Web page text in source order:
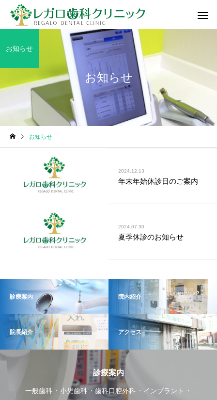
お知らせ
お知らせ
お知らせ
2024.12.13
年末年始休診日のご案内
2024.07.30
夏季休診のお知らせ
診療案内 院内紹介
院長紹介 アクセス
診療案内
一般歯科 小児歯科 歯科口腔外科
インプラント